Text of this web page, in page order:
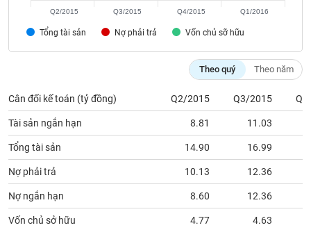
Tổng tài sản Nợ phải trả Vốn chủ sỡ hữu
Q2/2015 Q3/2015 Q4/2015 Q1/2016
Theo quý Theo năm
Cân đối kế toán (tỷ đồng) Q2/2015 Q3/2015
Tài sản ngắn hạn 8.81 11.03
Tổng tài sản 14.90 16.99
Nợ phải trả 10.13 12.36
Nợ ngắn hạn 8.60 12.36
Vốn chủ sở hữu 4.77 4.63
Sách
chính
Công
đầu
tư
Truyền
thông